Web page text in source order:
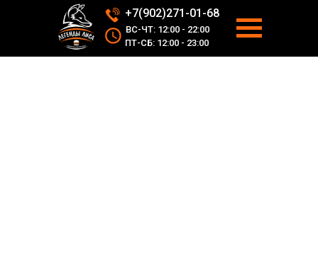
+7(902)271-01-68
ВС-ЧТ: 12:00 - 22:00
ПТ-СБ: 12:00 - 23:00